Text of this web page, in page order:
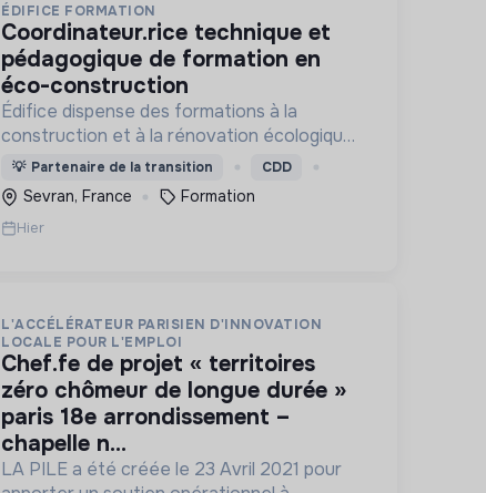
ÉDIFICE FORMATION
coordinateur.rice technique et
pédagogique de formation en
éco-construction
Édifice dispense des formations à la
construction et à la rénovation écologiques
et au réemploi dans le bâtiment. Nos
formations s'adressent à des personnes en
activité et des demandeurs d'emploi.
💡 Partenaire de la transition CDD
Sevran, France Formation
Hier
L'ACCÉLÉRATEUR PARISIEN D'INNOVATION
LOCALE POUR L'EMPLOI
chef.fe de projet « territoires
zéro chômeur de longue durée »
paris 18e arrondissement –
chapelle n...
LA PILE a été créée le 23 Avril 2021 pour